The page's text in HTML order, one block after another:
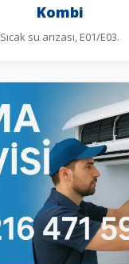
Kombi
Sıcak su arızası, E01/E03.